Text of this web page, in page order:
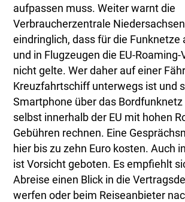
aufpassen muss. Weiter warnt die
Verbraucherzentrale
eindringlich, dass für die Funknetze
und in Flugzeugen die EU-Roaming-
nicht gelte. Wer daher auf einer
Kreuzfahrtschiff unterwegs ist und
Smartphone über das
selbst innerhalb der EU mit hohen
Gebühren rechnen. Eine
hier bis zu zehn Euro kosten. Auch
ist Vorsicht geboten. Es empfiehlt
Abreise einen Blick in die
werfen oder beim Reiseanbieter